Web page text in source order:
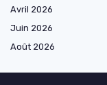
Avril 2026
Juin 2026
Août 2026